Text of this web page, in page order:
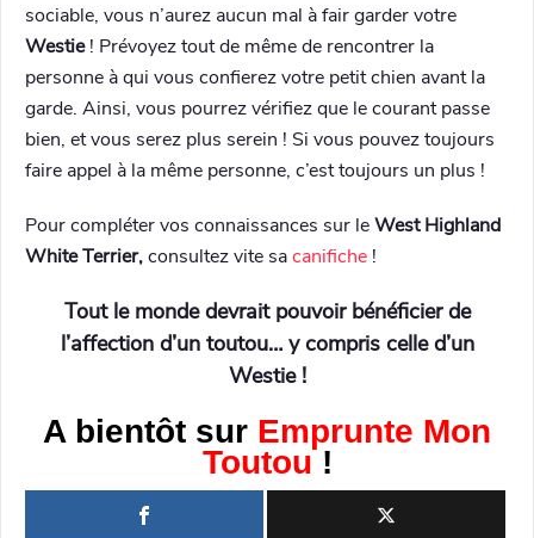
sociable, vous n’aurez aucun mal à fair garder votre
Westie! Prévoyez tout de même de rencontrer la
personne à qui vous confierez votre petit chien avant la
garde. Ainsi, vous pourrez vérifiez que le courant passe
bien, et vous serez plus serein ! Si vous pouvez toujours
faire appel à la même personne, c’est toujours un plus !
Pour compléter vos connaissances sur leWest Highland
White Terrier,consultez vite sacanifiche !
Tout le monde devrait pouvoir bénéficier de
l’affection d’un toutou… y compris celle d’un
Westie !
A bientôt sur Emprunte Mon
Toutou !